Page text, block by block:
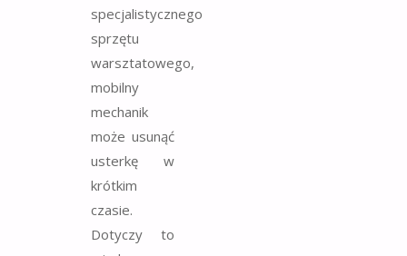
specjalistycznego
sprzętu
warsztatowego,
mobilny
mechanik
może usunąć
usterkę w
krótkim
czasie.
Dotyczy to